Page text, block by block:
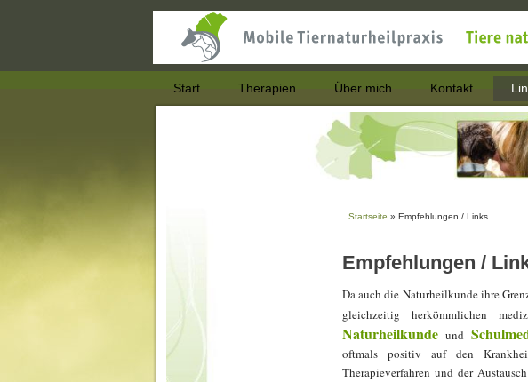
Start Therapien Über mich Kontakt
Sie sind hier
Startseite » Empfehlungen / Links
Empfehlungen /
Da auch die Naturheilkunde ihre
gleichzeitig herkömmlichen
Naturheilkunde und
oftmals positiv auf den
Therapieverfahren und der